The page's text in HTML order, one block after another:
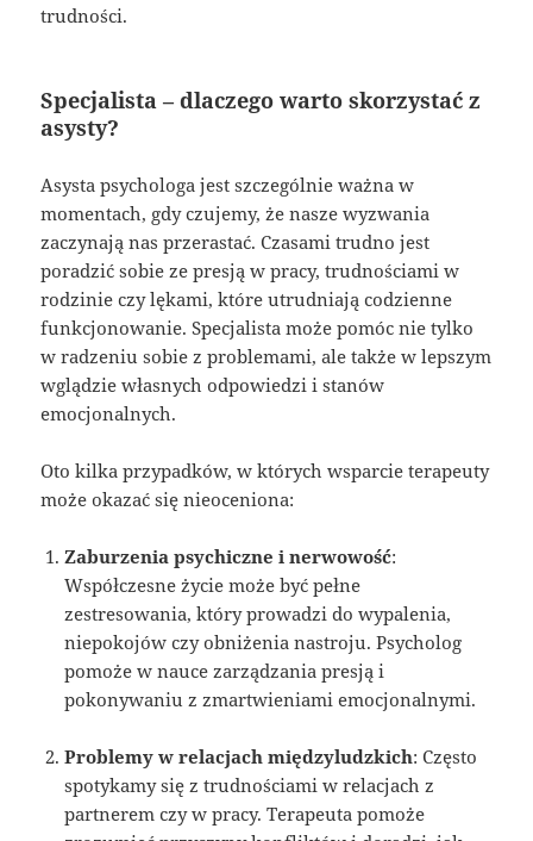
trudności.
Specjalista – dlaczego warto skorzystać z
asysty?
Asysta psychologa jest szczególnie ważna w
momentach, gdy czujemy, że nasze wyzwania
zaczynają nas przerastać. Czasami trudno jest
poradzić sobie ze presją w pracy, trudnościami w
rodzinie czy lękami, które utrudniają codzienne
funkcjonowanie. Specjalista może pomóc nie tylko
w radzeniu sobie z problemami, ale także w lepszym
wglądzie własnych odpowiedzi i stanów
emocjonalnych.
Oto kilka przypadków, w których wsparcie terapeuty
może okazać się nieoceniona:
Zaburzenia psychiczne i nerwowość:
Współczesne życie może być pełne
zestresowania, który prowadzi do wypalenia,
niepokojów czy obniżenia nastroju. Psycholog
pomoże w nauce zarządzania presją i
pokonywaniu z zmartwieniami emocjonalnymi.
Problemy w relacjach międzyludzkich: Często
spotykamy się z trudnościami w relacjach z
partnerem czy w pracy. Terapeuta pomoże